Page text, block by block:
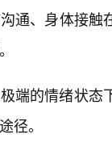
通、身体接
端的情绪状态
径。